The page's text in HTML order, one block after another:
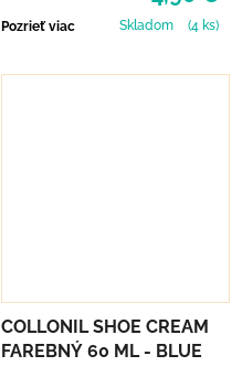
Pozrieť viac Skladom (4 ks)
COLLONIL SHOE CREAM
FAREBNÝ 60 ML - BLUE